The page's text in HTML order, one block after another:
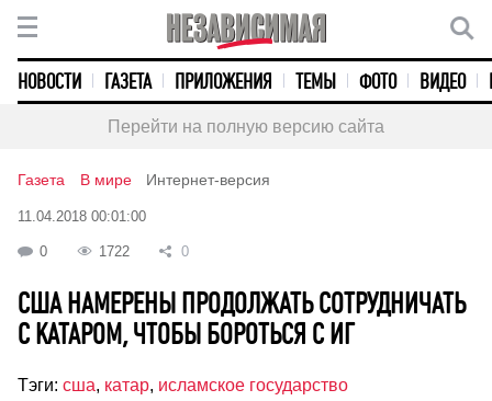
НОВОСТИ ГАЗЕТА ПРИЛОЖЕНИЯ ТЕМЫ ФОТО ВИДЕО
Перейти на полную версию сайта
Газета В мире Интернет-версия
11.04.2018 00:01:00
0 1722 0
США НАМЕРЕНЫ ПРОДОЛЖАТЬ СОТРУДНИЧАТЬ
С КАТАРОМ, ЧТОБЫ БОРОТЬСЯ С ИГ
Тэги: сша, катар, исламское государство